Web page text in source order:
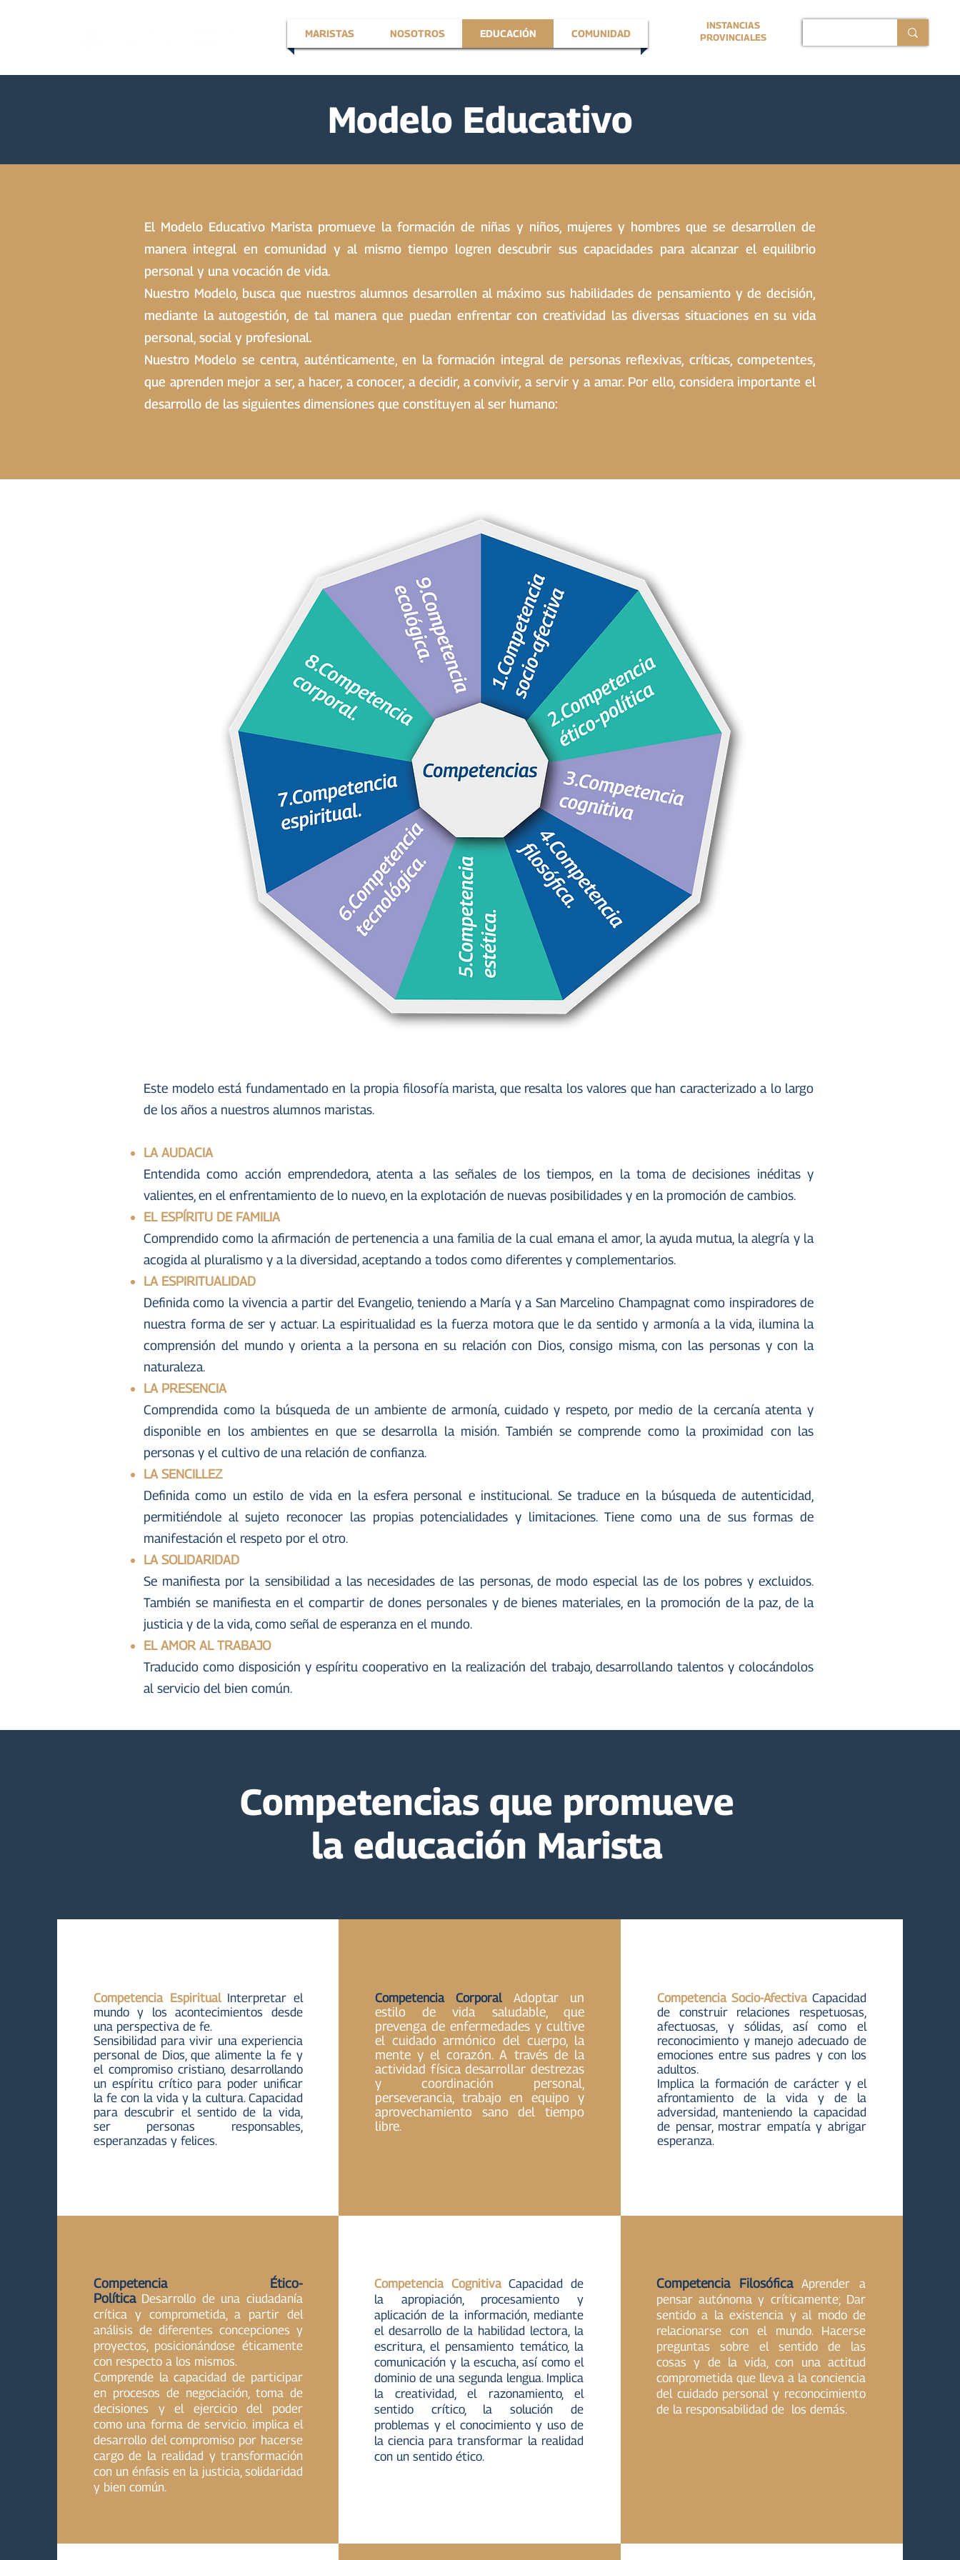
MARISTAS NOSOTROS EDUCACIÓN COMUNIDAD
INSTANCIAS
PROVINCIALES
Modelo Educativo
El Modelo Educativo Marista promueve la formación de niñas y niños, mujeres y hombres que se desarrollen de
manera integral en comunidad y al mismo tiempo logren descubrir sus capacidades para alcanzar el equilibrio
personal y una vocación de vida.
Nuestro Modelo, busca que nuestros alumnos desarrollen al máximo sus habilidades de pensamiento y de decisión,
mediante la autogestión, de tal manera que puedan enfrentar con creatividad las diversas situaciones en su vida
personal, social y profesional.
Nuestro Modelo se centra, auténticamente, en la formación integral de personas reflexivas, críticas, competentes,
que aprenden mejor a ser, a hacer, a conocer, a decidir, a convivir, a servir y a amar. Por ello, considera importante el
desarrollo de las siguientes dimensiones que constituyen al ser humano:
Este modelo está fundamentado en la propia filosofía marista, que resalta los valores que han caracterizado a lo largo
de los años a nuestros alumnos maristas.
LA AUDACIA
Entendida como acción emprendedora, atenta a las señales de los tiempos, en la toma de decisiones inéditas y
valientes, en el enfrentamiento de lo nuevo, en la explotación de nuevas posibilidades y en la promoción de cambios.
EL ESPÍRITU DE FAMILIA
Comprendido como la afirmación de pertenencia a una familia de la cual emana el amor, la ayuda mutua, la alegría y la
acogida al pluralismo y a la diversidad, aceptando a todos como diferentes y complementarios.
LA ESPIRITUALIDAD
Definida como la vivencia a partir del Evangelio, teniendo a María y a San Marcelino Champagnat como inspiradores de
nuestra forma de ser y actuar. La espiritualidad es la fuerza motora que le da sentido y armonía a la vida, ilumina la
comprensión del mundo y orienta a la persona en su relación con Dios, consigo misma, con las personas y con la
naturaleza.
LA PRESENCIA
Comprendida como la búsqueda de un ambiente de armonía, cuidado y respeto, por medio de la cercanía atenta y
disponible en los ambientes en que se desarrolla la misión. También se comprende como la proximidad con las
personas y el cultivo de una relación de confianza.
LA SENCILLEZ
Definida como un estilo de vida en la esfera personal e institucional. Se traduce en la búsqueda de autenticidad,
permitiéndole al sujeto reconocer las propias potencialidades y limitaciones. Tiene como una de sus formas de
manifestación el respeto por el otro.
LA SOLIDARIDAD
Se manifiesta por la sensibilidad a las necesidades de las personas, de modo especial las de los pobres y excluidos.
También se manifiesta en el compartir de dones personales y de bienes materiales, en la promoción de la paz, de la
justicia y de la vida, como señal de esperanza en el mundo.
EL AMOR AL TRABAJO
Traducido como disposición y espíritu cooperativo en la realización del trabajo, desarrollando talentos y colocándolos
al servicio del bien común.
Competencias que promueve
la educación Marista
Competencia Espiritual Interpretar el
mundo y los acontecimientos desde
una perspectiva de fe.
Sensibilidad para vivir una experiencia
personal de Dios, que alimente la fe y
el compromiso cristiano, desarrollando
un espíritu crítico para poder unificar
la fe con la vida y la cultura. Capacidad
para descubrir el sentido de la vida,
ser personas responsables,
esperanzadas y felices.
Competencia CorporalAdoptar un
estilo de vida saludable, que
prevenga de enfermedades y cultive
el cuidado armónico del cuerpo, la
mente y el corazón. A través de la
actividad física desarrollar destrezas
y coordinación personal,
perseverancia, trabajo en equipo y
aprovechamiento sano del tiempo
libre.
Competencia Socio-Afectiva Capacidad
de construir relaciones respetuosas,
afectuosas, y sólidas, así como el
reconocimiento y manejo adecuado de
emociones entre sus padres y con los
adultos.
Implica la formación de carácter y el
afrontamiento de la vida y de la
adversidad, manteniendo la capacidad
de pensar, mostrar empatía y abrigar
esperanza.
Competencia Ético-
Política Desarrollo de una ciudadanía
crítica y comprometida, a partir del
análisis de diferentes concepciones y
proyectos, posicionándose éticamente
con respecto a los mismos.
Comprende la capacidad de participar
en procesos de negociación, toma de
decisiones y el ejercicio del poder
como una forma de servicio. implica el
desarrollo del compromiso por hacerse
cargo de la realidad y transformación
con un énfasis en la justicia, solidaridad
y bien común.
Competencia CognitivaCapacidad de
la apropiación, procesamiento y
aplicación de la información, mediante
el desarrollo de la habilidad lectora, la
escritura, el pensamiento temático, la
comunicación y la escucha, así como el
dominio de una segunda lengua. Implica
la creatividad, el razonamiento, el
sentido crítico, la solución de
problemas y el conocimiento y uso de
la ciencia para transformar la realidad
con un sentido ético.
Competencia Filosófica
Aprender a
pensar autónoma y críticamente; Dar
sentido a la existencia y al modo de
relacionarse con el mundo. Hacerse
preguntas sobre el sentido de las
cosas y de la vida, con una actitud
comprometida que lleva a la conciencia
del cuidado personal y reconocimiento
de la responsabilidad de los demás.